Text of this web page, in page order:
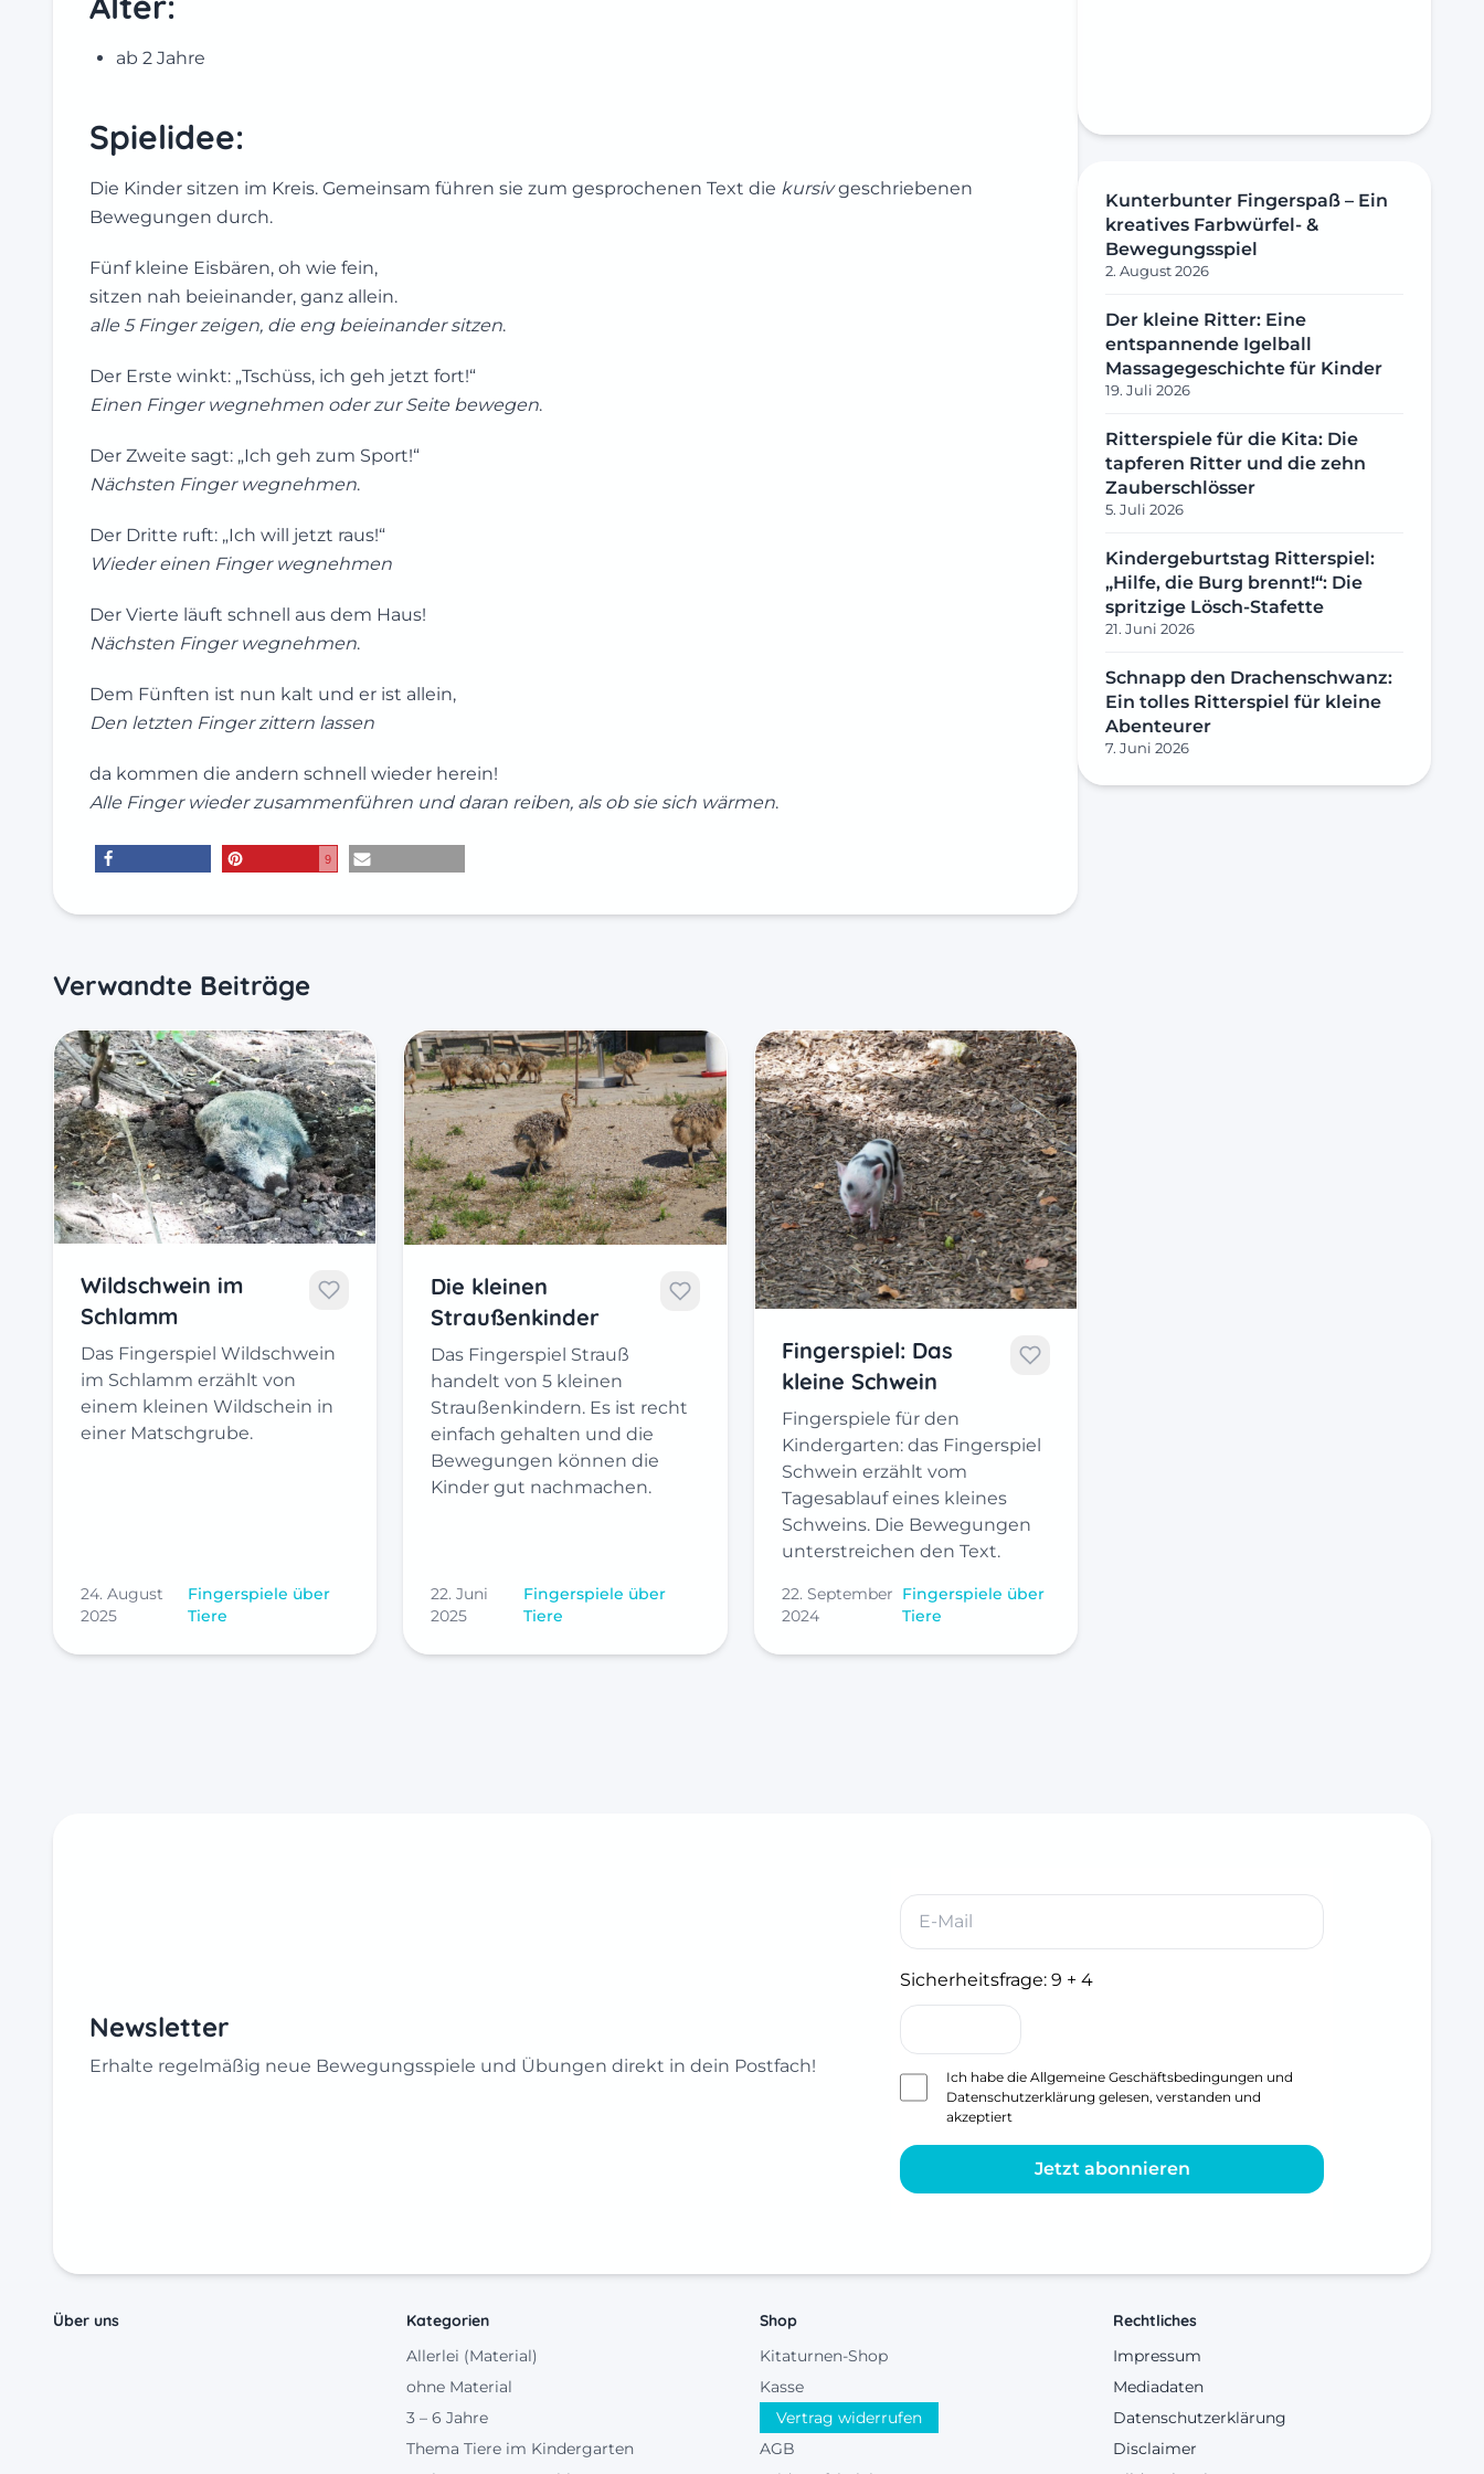
ab 2 Jahre
Spielidee:
Die Kinder sitzen im Kreis. Gemeinsam führen sie zum gesprochenen Text die kursivgeschriebenen
Bewegungen durch.
Fünf kleine Eisbären, oh wie fein,
sitzen nah beieinander, ganz allein.
alle 5 Finger zeigen, die eng beieinander sitzen.
Der Erste winkt: „Tschüss, ich geh jetzt fort!“
Einen Finger wegnehmen oder zur Seite bewegen.
Der Zweite sagt: „Ich geh zum Sport!“
Nächsten Finger wegnehmen.
Der Dritte ruft: „Ich will jetzt raus!“
Wieder einen Finger wegnehmen
Der Vierte läuft schnell aus dem Haus!
Nächsten Finger wegnehmen.
Dem Fünften ist nun kalt und er ist allein,
Den letzten Finger zittern lassen
da kommen die andern schnell wieder herein!
Alle Finger wieder zusammenführen und daran reiben, als ob sie sich wärmen.
9
Verwandte Beiträge
Wildschwein im
Schlamm
Das Fingerspiel Wildschwein
im Schlamm erzählt von
einem kleinen Wildschein in
einer Matschgrube.
24. August
2025
Fingerspiele über
Tiere
Die kleinen
Straußenkinder
Das Fingerspiel Strauß
handelt von 5 kleinen
Straußenkindern. Es ist recht
einfach gehalten und die
Bewegungen können die
Kinder gut nachmachen.
22. Juni
2025
Fingerspiele über
Tiere
Fingerspiel: Das
kleine Schwein
Fingerspiele für den
Kindergarten: das Fingerspiel
Schwein erzählt vom
Tagesablauf eines kleines
Schweins. Die Bewegungen
unterstreichen den Text.
22. September
2024
Fingerspiele über
Tiere
Kunterbunter Fingerspaß – Ein
kreatives Farbwürfel- &
Bewegungsspiel
2. August 2026
Der kleine Ritter: Eine
entspannende Igelball
Massagegeschichte für Kinder
19. Juli 2026
Ritterspiele für die Kita: Die
tapferen Ritter und die zehn
Zauberschlösser
5. Juli 2026
Kindergeburtstag Ritterspiel:
„Hilfe, die Burg brennt!“: Die
spritzige Lösch-Stafette
21. Juni 2026
Schnapp den Drachenschwanz:
Ein tolles Ritterspiel für kleine
Abenteurer
7. Juni 2026
Newsletter
Erhalte regelmäßig neue Bewegungsspiele und Übungen direkt in dein Postfach!
Sicherheitsfrage: 9 + 4
Ich habe die Allgemeine Geschäftsbedingungen und
Datenschutzerklärung gelesen, verstanden und
akzeptiert
Jetzt abonnieren
Über uns
Kategorien
Allerlei (Material)
ohne Material
3 – 6 Jahre
Thema Tiere im Kindergarten
Shop
Kitaturnen-Shop
Kasse
Vertrag widerrufen
AGB
Rechtliches
Impressum
Mediadaten
Datenschutzerklärung
Disclaimer